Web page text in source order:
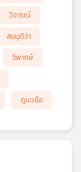
วิจารณ์
สมมุติว่า
วิพากษ์
ภูมะเขือ